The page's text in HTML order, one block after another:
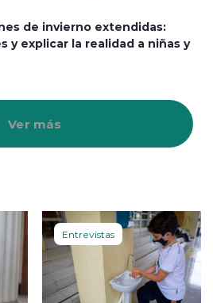
de invierno extendidas:
y explicar la realidad a niñas y
Ver más
Entrevistas